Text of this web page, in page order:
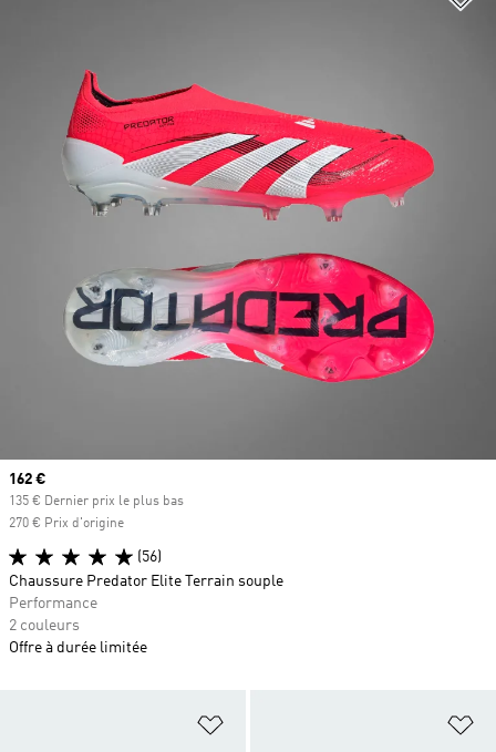
Ajouter à la Liste de produits
Prix actuel
162 €
135 € Dernier prix le plus bas
270 € Prix d'origine
(56)
Chaussure Predator Elite Terrain souple
Performance
2 couleurs
Offre à durée limitée